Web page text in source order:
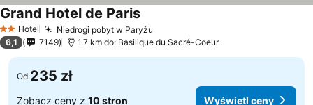
2 Kategoria
Hotel Niedrogi pobyt w Paryżu
Grand Hotel de Paris
6,1 7149 1.7 km do: Basilique du Sacré-Coeur
Od 235 zł
Zobacz ceny z 10 stron Wyświetl ceny